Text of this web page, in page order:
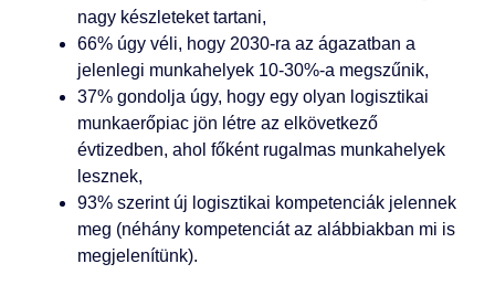
nagy készleteket tartani,
66% úgy véli, hogy 2030-ra az ágazatban a
jelenlegi munkahelyek 10-30%-a megszűnik,
37% gondolja úgy, hogy egy olyan logisztikai
munkaerőpiac jön létre az elkövetkező
évtizedben, ahol főként rugalmas munkahelyek
lesznek,
93% szerint új logisztikai kompetenciák jelennek
meg (néhány kompetenciát az alábbiakban mi is
megjelenítünk).